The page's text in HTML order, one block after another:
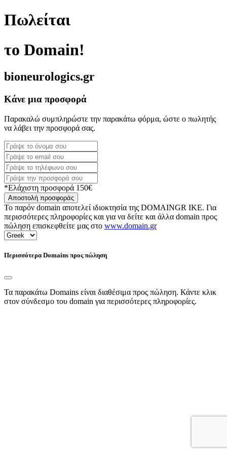
Πωλείται
το Domain!
bioneurologics.gr
Κάνε μια προσφορά
Παρακαλώ συμπληρώστε την παρακάτω φόρμα, ώστε ο πωλητής
να λάβει την προσφορά σας.
*Ελάχιστη προσφορά 150€
Αποστολή προσφοράς
Το παρόν domain αποτελεί ιδιοκτησία της DOMAINGR ΙΚΕ. Για
περισσότερες πληροφορίες και για να δείτε και άλλα domain προς
πώληση επισκεφθείτε μας στο www.domain.gr
Περισσότερα Domains προς πώληση
Τα παρακάτω Domains είναι διαθέσιμα προς πώληση. Κάντε κλικ
στον σύνδεσμο του domain για περισσότερες πληροφορίες.